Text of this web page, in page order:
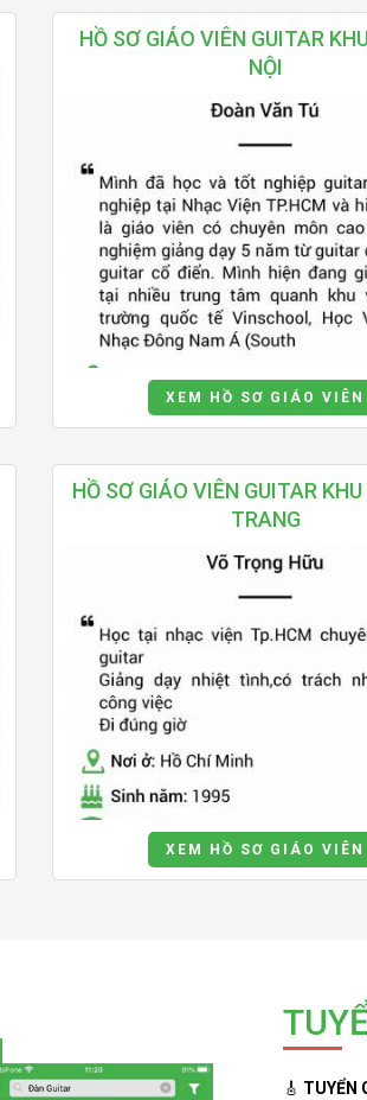
HỒ SƠ GIÁO VIÊN GUITAR
NỘI
XEM HỒ SƠ GIÁO VIÊN
HỒ SƠ GIÁO VIÊN GUITAR
TRANG
XEM HỒ SƠ GIÁO VIÊN
🎸 TUYỂN